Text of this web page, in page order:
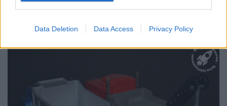
Data Deletion Data Access Privacy Policy